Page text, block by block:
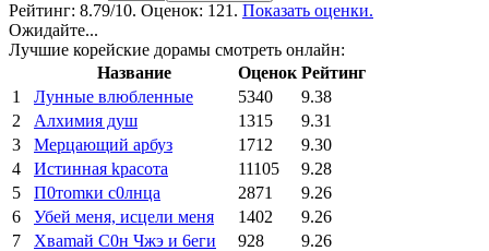
Рейтинг: 8.79/10. Оценок: 121. Показать оценки.
Ожидайте...
Лучшие корейские дорамы смотреть онлайн:
Название
Оценок Рейтинг
1
Лунные влюбленные 5340
9.38
2
Алхимия душ 1315
9.31
3
Мерцающий арбуз 1712
9.30
4
Иcтиннaя kрасoтa 11105
9.28
5
П0тоmки c0лнцa 2871
9.26
6
Убей меня, исцели меня 1402
9.26
7
Xваmай С0н Чжэ и 6еги 928
9.26